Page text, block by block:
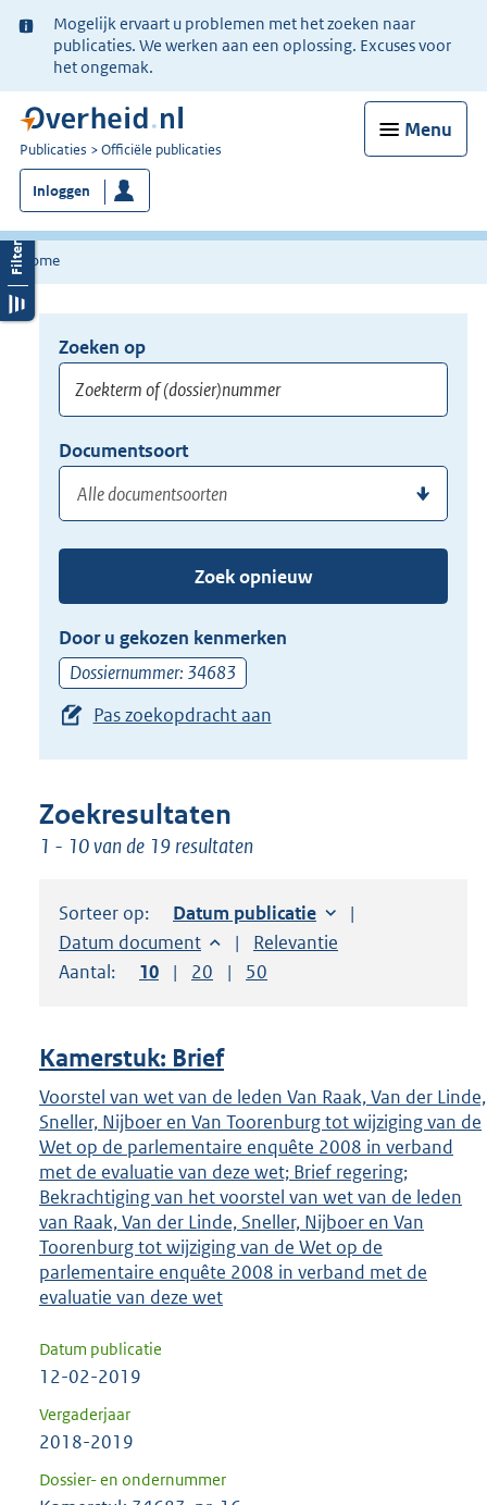
Ter
informatie:
Mogelijk ervaart u problemen met het zoeken naar
publicaties. We werken aan een oplossing. Excuses voor
het ongemak.
Menu
U
bent
nu
hier:
Publicaties Officiële publicaties
Inloggen
Home
Opnieuw
zoeken:
Zoeken op
of
(dossier)nummer
hier
uw
zoekterm
of
(dossier)nummer
in
Documentsoort
of
de
pijl
beneden
toets
suggesties.
Druk
om
uw
keuze
te
bevestigen.
Zoek opnieuw
Door u gekozen kenmerken
Dossiernummer: 34683
Pas zoekopdracht aan
Zoekresultaten
1 - 10 van de 19 resultaten
Sorteer op: Sorteer op:
Datum publicatie
Sorteer op:
Datum document Sorteer op:
Relevantie
Aantal:
Toon
10 resultaten per pagina
Toon
20 resultaten per pagina
Toon
50
Kamerstuk: Brief
Voorstel van wet van de leden Van Raak, Van der Linde,
Sneller, Nijboer en Van Toorenburg tot wijziging van de
Wet op de parlementaire enquête 2008 in verband
met de evaluatie van deze wet; Brief regering;
Bekrachtiging van het voorstel van wet van de leden
van Raak, Van der Linde, Sneller, Nijboer en Van
Toorenburg tot wijziging van de Wet op de
parlementaire enquête 2008 in verband met de
evaluatie van deze wet
Datum publicatie
12-02-2019
Vergaderjaar
2018-2019
Dossier- en ondernummer